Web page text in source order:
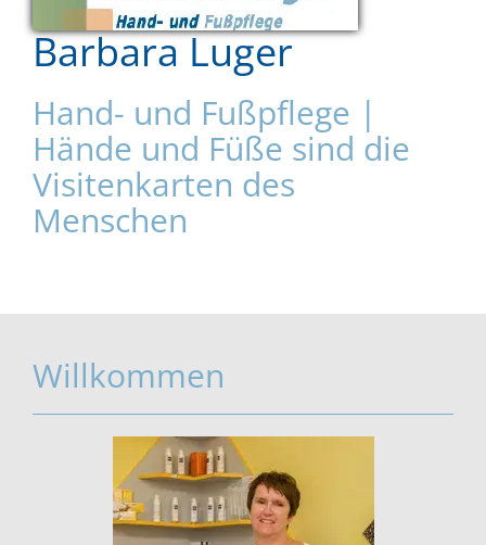
Barbara Luger
Hand- und Fußpflege |
Hände und Füße sind die
Visitenkarten des
Menschen
Willkommen